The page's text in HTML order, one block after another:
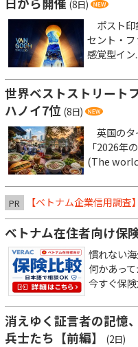
(8日)
ポスト印
セント・
感覚型イン
世界ベストストリート
ハノイ7位 (8日)
英国のタ
「2026年
(The
PR 【ベトナム企業信用調
ベトナム在住者向け保
慣れない
何かあっ
今すぐ保
消えゆく証言者の記憶
兵士たち【前編】
(2日)